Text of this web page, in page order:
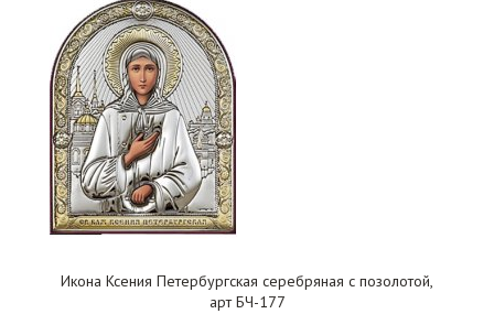
Икона Ксения Петербургская серебряная с позолотой,
арт БЧ-177